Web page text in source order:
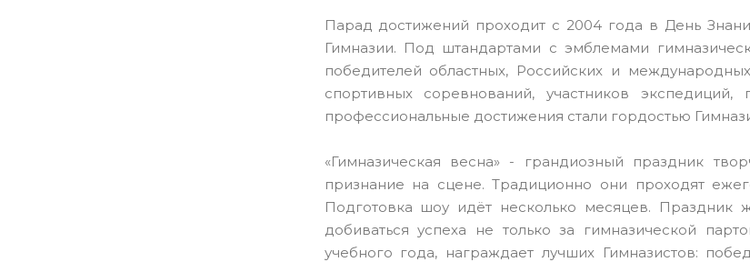
Парад достижений проходит с 2004 года в День
Гимназии. Под штандартами с эмблемами
победителей областных, Российских и
спортивных соревнований, участников
профессиональные достижения стали гордостью
«Гимназическая весна» - грандиозный праздник
признание на сцене. Традиционно они проходят
Подготовка шоу идёт несколько месяцев. Праздник
добиваться успеха не только за гимназической
учебного года, награждает лучших Гимназистов: